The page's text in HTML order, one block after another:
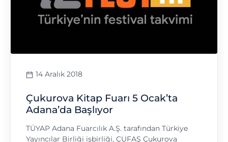
14 Aralık 2018
Çukurova Kitap Fuarı 5 Ocak’ta
Adana’da Başlıyor
TÜYAP Adana Fuarcılık A.Ş. tarafından Türkiye
Yayıncılar Birliği işbirliği, ÇUFAŞ Çukurova